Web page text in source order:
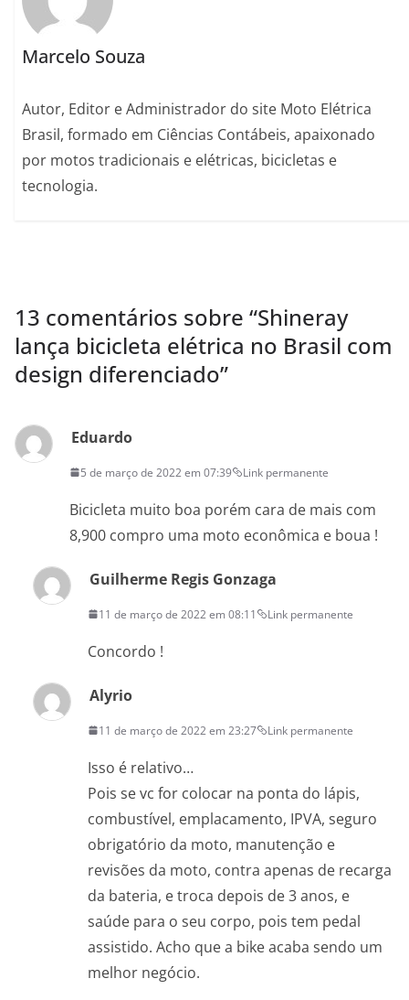
Marcelo Souza
Autor, Editor e Administrador do site Moto Elétrica
Brasil, formado em Ciências Contábeis, apaixonado
por motos tradicionais e elétricas, bicicletas e
tecnologia.
13 comentários sobre “Shineray
lança bicicleta elétrica no Brasil com
design diferenciado”
Eduardo
5 de março de 2022 em 07:39 Link permanente
Bicicleta muito boa porém cara de mais com
8,900 compro uma moto econômica e boua !
Guilherme Regis Gonzaga
11 de março de 2022 em 08:11 Link permanente
Concordo !
Alyrio
11 de março de 2022 em 23:27 Link permanente
Isso é relativo…
Pois se vc for colocar na ponta do lápis,
combustível, emplacamento, IPVA, seguro
obrigatório da moto, manutenção e
revisões da moto, contra apenas de recarga
da bateria, e troca depois de 3 anos, e
saúde para o seu corpo, pois tem pedal
assistido. Acho que a bike acaba sendo um
melhor negócio.